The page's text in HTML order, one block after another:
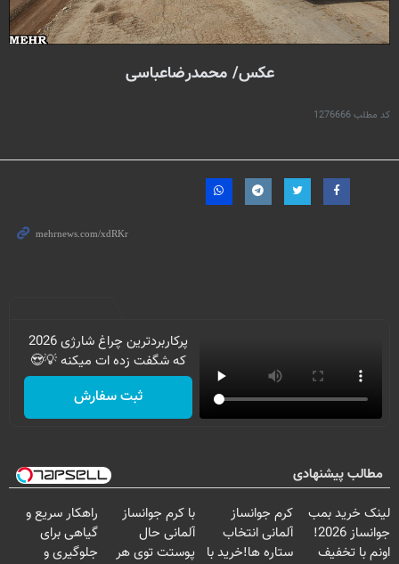
عکس/ محمدرضاعباسی
کد مطلب1276666
پرکاربردترین چراغ شارژی 2026
که شگفت زده ات میکنه 💡😍
ثبت سفارش
مطالب پیشنهادی
لینک خرید بمب
جوانساز 2026!
اونم با تخفیف
کرم جوانساز
آلمانی انتخاب
ستاره ها!خرید با
با کرم جوانساز
آلمانی حال
پوستت توی هر
راهکار سریع و
گیاهی برای
جلوگیری و